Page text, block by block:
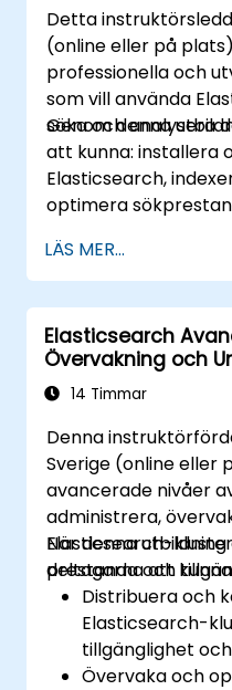
Implementera
Elasticsearch-
administration,
Detta
(online eller på
professionella och
som vill använda
söka och analysera
Genom denna
att kunna: installera
Elasticsearch,
optimera
LÄS MER...
Elasticsearch
Övervakning och
14 Timmar
Denna
Sverige (online eller
avancerade nivåer
administrera,
Elasticsearch-
prestanda och
När denna
deltagarna att
Distribuera och
Elasticsearch-
tillgänglighet
Övervaka och